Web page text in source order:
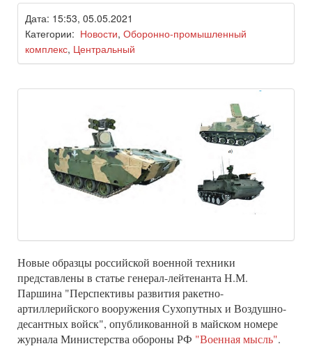
Дата: 15:53, 05.05.2021
Категории: Новости, Оборонно-промышленный
комплекс, Центральный
Новые образцы российской военной техники
представлены в статье генерал-лейтенанта Н.М.
Паршина "Перспективы развития ракетно-
артиллерийского вооружения Сухопутных и Воздушно-
десантных войск", опубликованной в майском номере
журнала Министерства обороны РФ "Военная мысль".